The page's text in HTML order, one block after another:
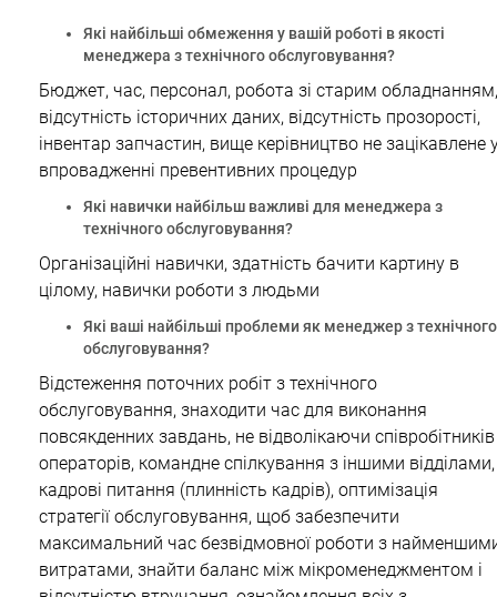
Які найбільші обмеження у вашій роботі в якості
менеджера з технічного обслуговування?
Бюджет, час, персонал, робота зі старим обладнанням,
відсутність історичних даних, відсутність прозорості,
інвентар запчастин, вище керівництво не зацікавлене
впровадженні превентивних процедур
Які навички найбільш важливі для менеджера з
технічного обслуговування?
Організаційні навички, здатність бачити картину в
цілому, навички роботи з людьми
Які ваші найбільші проблеми як менеджер з технічного
обслуговування?
Відстеження поточних робіт з технічного
обслуговування, знаходити час для виконання
повсякденних завдань, не відволікаючи співробітників
операторів, командне спілкування з іншими відділами,
кадрові питання (плинність кадрів), оптимізація
стратегії обслуговування, щоб забезпечити
максимальний час безвідмовної роботи з
витратами, знайти баланс між мікроменеджментом і